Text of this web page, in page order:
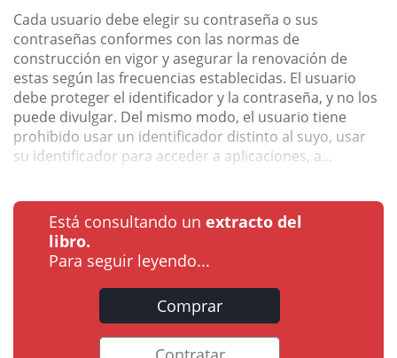
Cada usuario debe elegir su contraseña o sus
contraseñas conformes con las normas de
construcción en vigor y asegurar la renovación de
estas según las frecuencias establecidas. El usuario
debe proteger el identificador y la contraseña, y no los
puede divulgar. Del mismo modo, el usuario tiene
prohibido usar un identificador distinto al suyo, usar
su identificador para acceder a aplicaciones, a...
Está consultando un extracto del
libro.
Para seguir leyendo...
Comprar